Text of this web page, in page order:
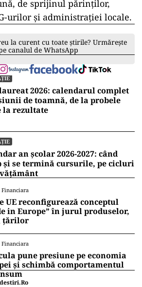
de sprijinul părinților,
urilor și administrației locale.
la curent cu toate știrile? Urmărește
canalul de WhatsApp
2026: calendarul complet
de toamnă, de la probele
la rezultate
an școlar 2026-2027: când
și se termină cursurile, pe cicluri
Financiara
UE reconfigurează conceptul
in Europe” în jurul produselor,
țărilor
Financiara
pune presiune pe economia
și schimbă comportamentul